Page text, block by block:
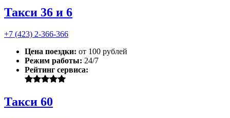
Такси 36 и 6
+7 (423) 2-366-366
Цена поездки: от 100 рублей
Режим работы: 24/7
Рейтинг сервиса:
Такси 60